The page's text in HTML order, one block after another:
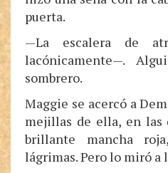
puerta.
—La escalera de
lacónicamente—.
sombrero.
Maggie se acercó a
mejillas de ella, en las
brillante mancha
lágrimas. Pero lo miró a